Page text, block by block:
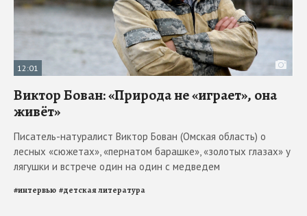
12:01
Виктор Бован: «Природа не «играет», она
живёт»
Писатель-натуралист Виктор Бован (Омская область) о
лесных «сюжетах», «пернатом барашке», «золотых глазах» у
лягушки и встрече один на один с медведем
#интервью #детская литература